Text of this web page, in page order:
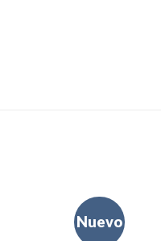
Nuevo